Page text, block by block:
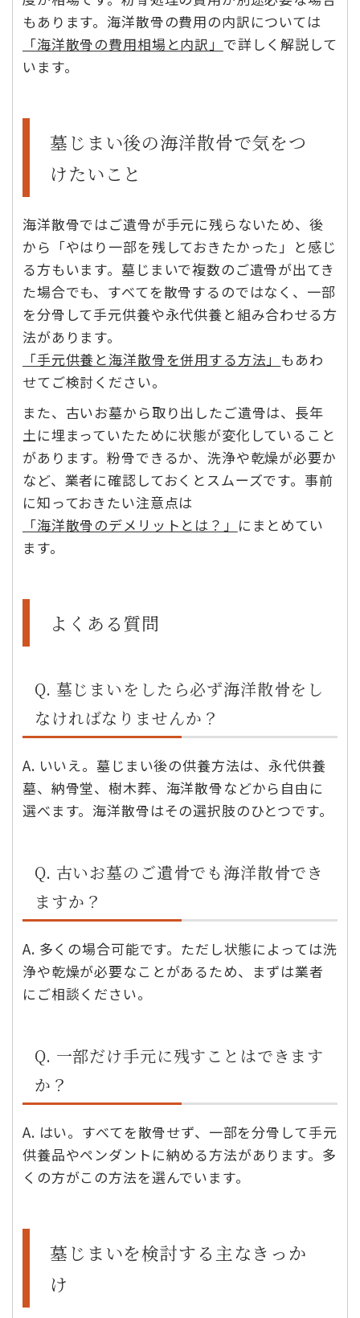
もあります。海洋散骨の費用の内訳については
「海洋散骨の費用相場と内訳」 で詳しく解説して
います。
墓じまい後の海洋散骨で気をつ
けたいこと
海洋散骨ではご遺骨が手元に残らないため、後
から「やはり一部を残しておきたかった」と感じ
る方もいます。墓じまいで複数のご遺骨が出てき
た場合でも、すべてを散骨するのではなく、一部
を分骨して手元供養や永代供養と組み合わせる方
法があります。
「手元供養と海洋散骨を併用する方法」 もあわ
せてご検討ください。
また、古いお墓から取り出したご遺骨は、長年
土に埋まっていたために状態が変化していること
があります。粉骨できるか、洗浄や乾燥が必要か
など、業者に確認しておくとスムーズです。事前
に知っておきたい注意点は
「海洋散骨のデメリットとは？」 にまとめてい
ます。
よくある質問
Q. 墓じまいをしたら必ず海洋散骨をし
なければなりませんか？
A. いいえ。墓じまい後の供養方法は、永代供養
墓、納骨堂、樹木葬、海洋散骨などから自由に
選べます。海洋散骨はその選択肢のひとつです。
Q. 古いお墓のご遺骨でも海洋散骨でき
ますか？
A. 多くの場合可能です。ただし状態によっては洗
浄や乾燥が必要なことがあるため、まずは業者
にご相談ください。
Q. 一部だけ手元に残すことはできます
か？
A. はい。すべてを散骨せず、一部を分骨して手元
供養品やペンダントに納める方法があります。多
くの方がこの方法を選んでいます。
墓じまいを検討する主なきっか
け